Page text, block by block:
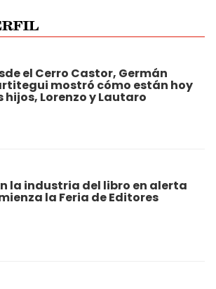
el Cerro Castor, Germán
mostró cómo están hoy
hijos, Lorenzo y Lautaro
la industria del libro en alerta
la Feria de Editores